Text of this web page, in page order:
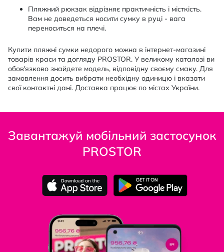
Пляжний рюкзак відрізняє практичність і місткість.
Вам не доведеться носити сумку в руці - вага
переноситься на плечі.
Купити пляжні сумки недорого можна в інтернет-магазині
товарів краси та догляду PROSTOR. У великому каталозі ви
обов'язково знайдете модель, відповідну своєму смаку. Для
замовлення досить вибрати необхідну одиницю і вказати
свої контактні дані. Доставка працює по містах України.
Завантажуй мобільний застосунок
PROSTOR